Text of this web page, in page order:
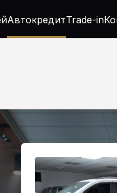
АвтокредитTrade-in